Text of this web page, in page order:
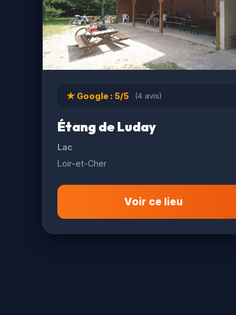
★ Google : 5/5 (4 avis)
Étang de Luday
Lac
Loir-et-Cher
Voir ce lieu